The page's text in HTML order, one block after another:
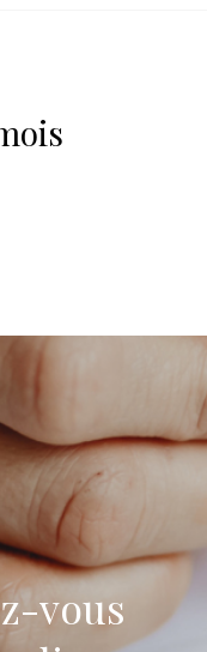
vous